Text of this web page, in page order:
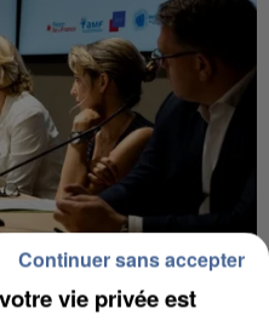
LANCE UN ÉLAN
vie privée est
Continuer sans accepter